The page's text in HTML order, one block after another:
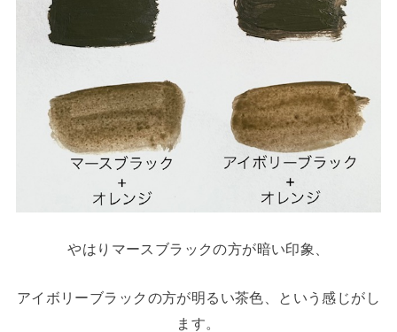
やはりマースブラックの方が暗い印象、
アイボリーブラックの方が明るい茶色、という感じがし
ます。